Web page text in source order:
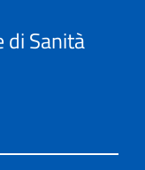
di Sanità